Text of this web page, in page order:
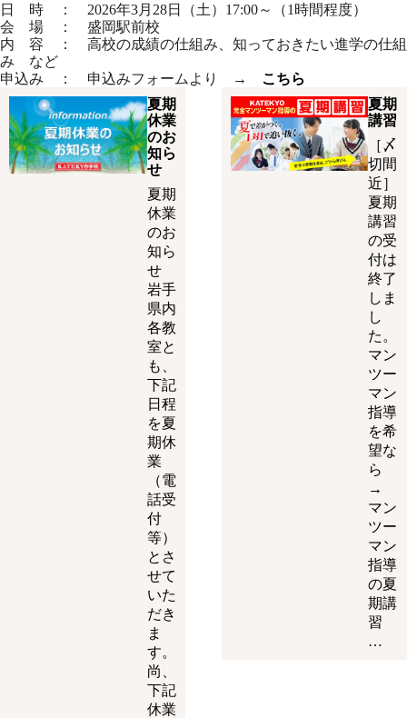
日 時 ： 2026年3月28日（土）17:00～（1時間程度）
会 場 ： 盛岡駅前校
内 容 ： 高校の成績の仕組み、知っておきたい進学の仕組
み など
申込み ： 申込みフォームより → こちら
夏期
休業
のお
知ら
せ
夏期
休業
のお
知ら
せ
岩手
県内
各教
室と
も、
下記
日程
を夏
期休
業
（電
話受
付
等）
とさ
せて
いた
だき
ま
す。
尚、
下記
休業
夏期
講習
［〆
切間
近］
夏期
講習
の受
付は
終了
しま
し
た。
マン
ツー
マン
指導
を希
望な
ら
→
マン
ツー
マン
指導
の夏
期講
習
…